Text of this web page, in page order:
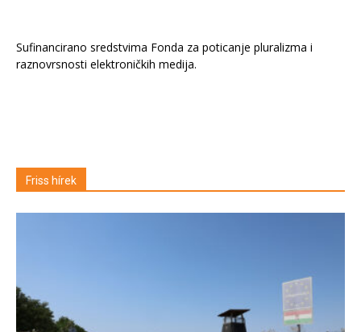
Sufinancirano sredstvima Fonda za poticanje pluralizma i
raznovrsnosti elektroničkih medija.
Friss hírek